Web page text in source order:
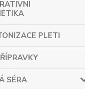
PLETI
SÉRA